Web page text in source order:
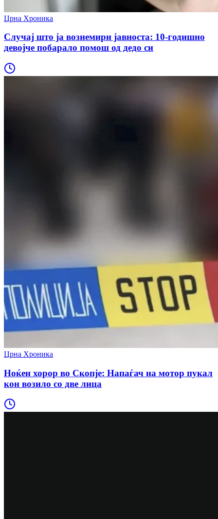
Црна Хроника
Случај што ја вознемири јавноста: 10-годишно
девојче побарало помош од дедо си
Црна Хроника
Ноќен хорор во Скопје: Напаѓач на мотор пукал
кон возило со две лица